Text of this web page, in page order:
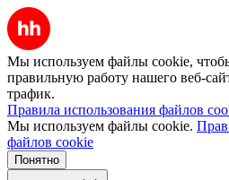
Мы используем файлы cookie,
правильную работу нашего веб-
трафик.
Правила использования файлов
Мы используем файлы cookie.
файлов cookie
Понятно